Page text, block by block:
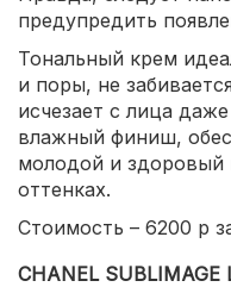
предупредить
Тональный крем
и поры, не
исчезает с лица
влажный финиш,
молодой и здоровый
оттенках.
Стоимость – 6200 р
CHANEL SUBLIMAGE